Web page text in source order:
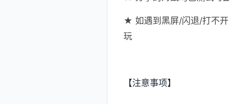
★ 如遇到黑屏/闪退/打不
玩
【注意事项】